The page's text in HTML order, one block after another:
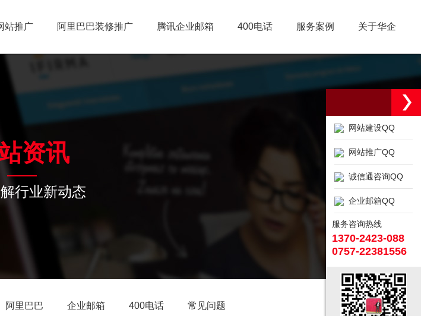
站推广 阿里巴巴装修推广 腾讯企业邮箱 400电话 服务案例 关于华企
资讯
行业新动态
阿里巴巴 企业邮箱 400电话 常见问题
网站建设QQ
网站推广QQ
诚信通咨询QQ
企业邮箱QQ
服务咨询热线
1370-2423-088
0757-22381556